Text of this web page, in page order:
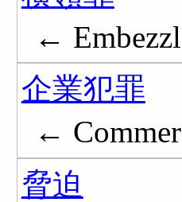
←
企業犯罪
←
脅迫